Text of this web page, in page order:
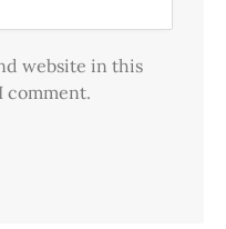
website in this
comment.